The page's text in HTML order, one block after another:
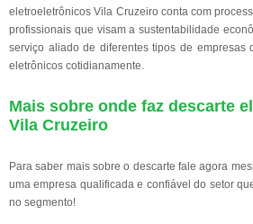
eletroeletrônicos Vila Cruzeiro conta com
profissionais que visam a sustentabilidade
serviço aliado de diferentes tipos de empresas
eletrônicos cotidianamente.
Mais sobre onde faz descarte
Vila Cruzeiro
Para saber mais sobre o descarte fale agora
uma empresa qualificada e confiável do setor
no segmento!